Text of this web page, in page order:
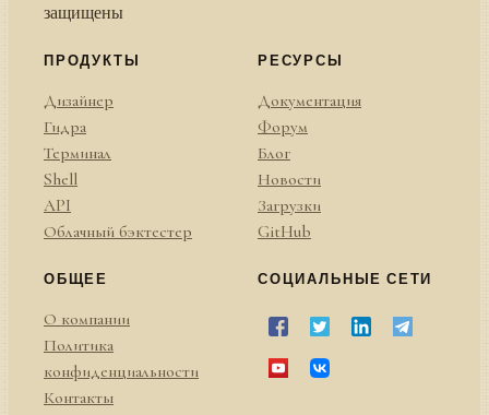
защищены
ПРОДУКТЫ
Дизайнер
Гидра
Терминал
Shell
API
Облачный бэктестер
РЕСУРСЫ
Документация
Форум
Блог
Новости
Загрузки
GitHub
ОБЩЕЕ
О компании
Политика
конфиденциальности
Контакты
СОЦИАЛЬНЫЕ СЕТИ